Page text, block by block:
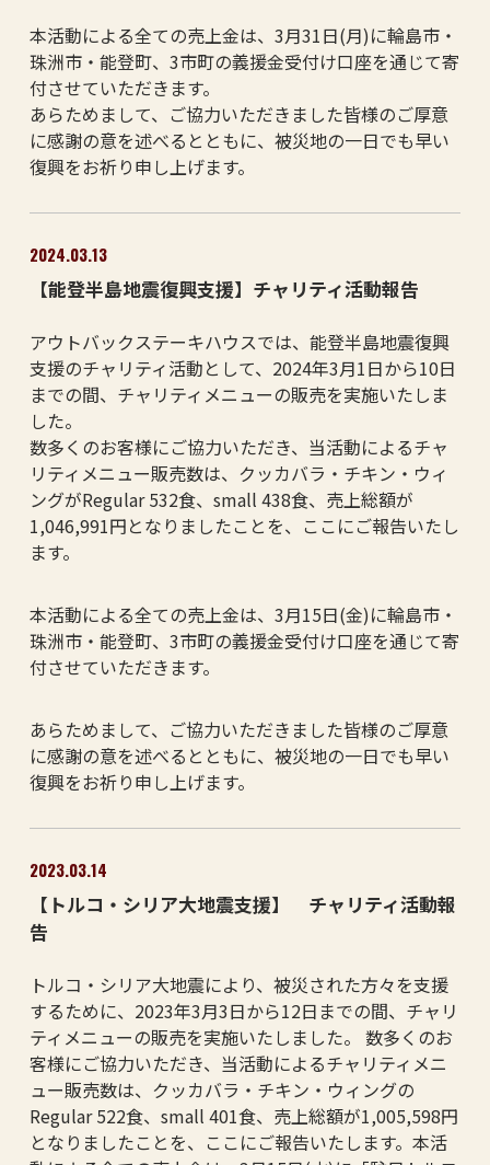
本活動による全ての売上金は、3月31日(月)に輪島市・
珠洲市・能登町、3市町の義援金受付け口座を通じて寄
付させていただきます。
あらためまして、ご協力いただきました皆様のご厚意
に感謝の意を述べるとともに、被災地の一日でも早い
復興をお祈り申し上げます。
2024.03.13
【能登半島地震復興支援】チャリティ活動報告
アウトバックステーキハウスでは、能登半島地震復興
支援のチャリティ活動として、2024年3月1日から10日
までの間、チャリティメニューの販売を実施いたしま
した。
数多くのお客様にご協力いただき、当活動によるチャ
リティメニュー販売数は、クッカバラ・チキン・ウィ
ングがRegular 532食、small 438食、売上総額が
1,046,991円となりましたことを、ここにご報告いたし
ます。
本活動による全ての売上金は、3月15日(金)に輪島市・
珠洲市・能登町、3市町の義援金受付け口座を通じて寄
付させていただきます。
あらためまして、ご協力いただきました皆様のご厚意
に感謝の意を述べるとともに、被災地の一日でも早い
復興をお祈り申し上げます。
2023.03.14
【トルコ・シリア大地震支援】 チャリティ活動報
告
トルコ・シリア大地震により、被災された方々を支援
するために、2023年3月3日から12日までの間、チャリ
ティメニューの販売を実施いたしました。 数多くのお
客様にご協力いただき、当活動によるチャリティメニ
ュー販売数は、クッカバラ・チキン・ウィングの
Regular 522食、small 401食、売上総額が1,005,598円
となりましたことを、ここにご報告いたします。本活